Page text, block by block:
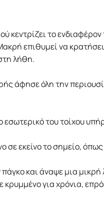
το
επιθυµεί να
λήθη.
άφησε όλη την
του τοίχου
εκείνο το σηµείο, όπως
και άναψε µια
για χρόνια,